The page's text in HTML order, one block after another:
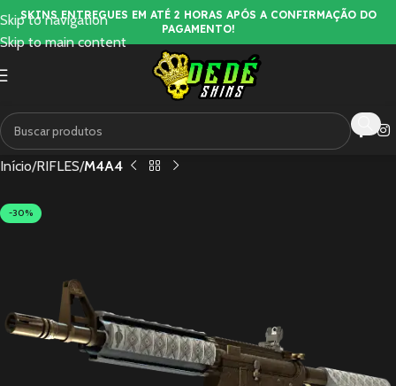
Skip to navigation
Skip to main content
SKINS ENTREGUES EM ATÉ 2 HORAS APÓS A CONFIRMAÇÃO DO
PAGAMENTO!
Início RIFLES M4A4
-30%